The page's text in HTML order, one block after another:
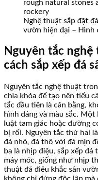
Nghệ thuật sắp đặt
vườn hiện đại – Hình
Nguyên tắc
cách sắp xếp đá
Nguyên tắc nghệ thuật
chìa khóa để tạo nên tiểu
tắc đầu tiên là cân bằng,
hình dáng và màu sắc.
luật tam giác hoặc đường
bị rối. Nguyên tắc thứ hai
đá nhỏ, đá thô với đá mịn
ba là nhịp điệu, sắp xếp
máy móc, giống như nhịp
thuật đá điêu khắc sân